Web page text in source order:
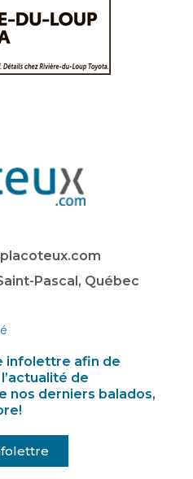
Pascal, Québec
infolettre afin de
de
nos derniers balados,